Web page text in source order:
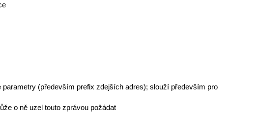
(především prefix zdejších adres); slouží především pro
o ně uzel touto zprávou požádat